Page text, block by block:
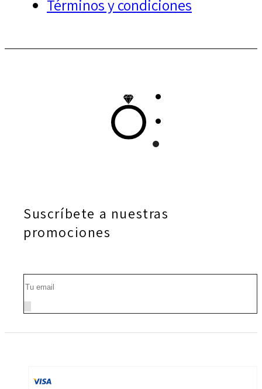
Términos y condiciones
Suscríbete a nuestras
promociones